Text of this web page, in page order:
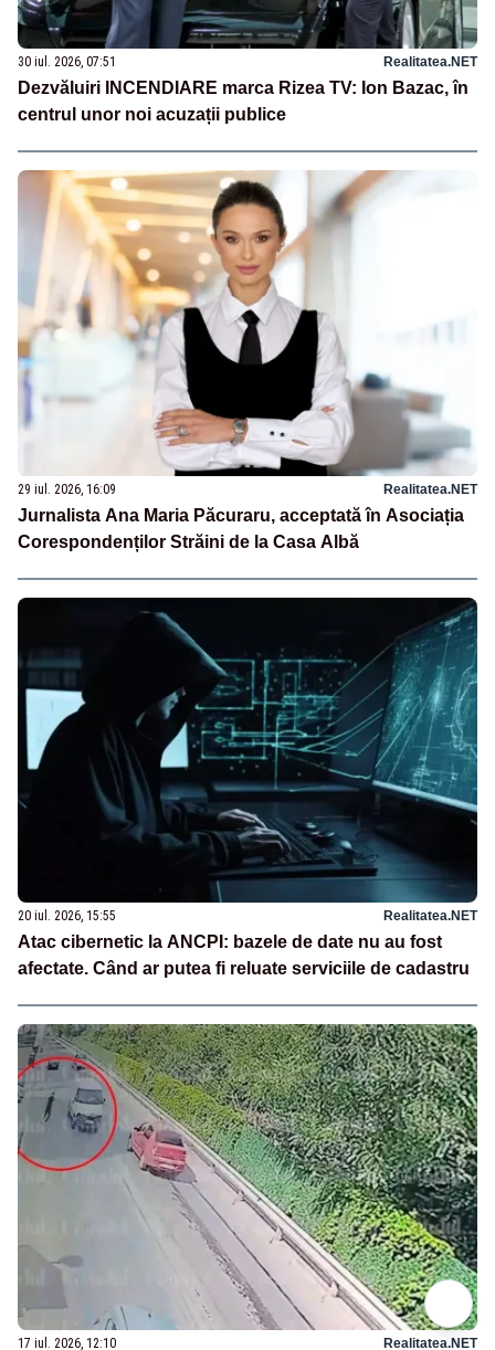
30 iul. 2026, 07:51 Realitatea.NET
Dezvăluiri INCENDIARE marca Rizea TV: Ion Bazac, în
centrul unor noi acuzații publice
29 iul. 2026, 16:09 Realitatea.NET
Jurnalista Ana Maria Păcuraru, acceptată în Asociația
Corespondenților Străini de la Casa Albă
20 iul. 2026, 15:55 Realitatea.NET
Atac cibernetic la ANCPI: bazele de date nu au fost
afectate. Când ar putea fi reluate serviciile de cadastru
17 iul. 2026, 12:10 Realitatea.NET